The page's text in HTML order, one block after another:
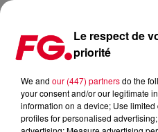
BROKEN BACK SORT SON
Publié : 13 janvier 2020 à
Le respect de
priorité
We and our (447) partnersdo the
your consent and/or our legitimate
information on a device; Use
profiles for personalised